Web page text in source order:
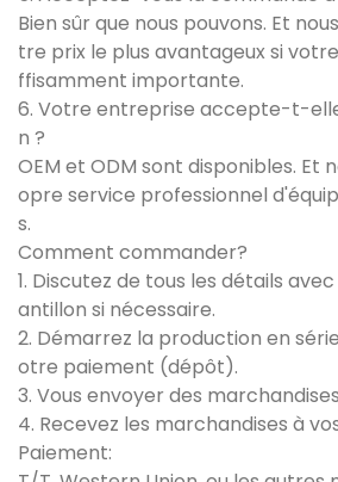
Bien sûr que nous pouvons. Et
tre prix le plus avantageux si
ffisamment importante.
6. Votre entreprise accepte-t-
n ?
OEM et ODM sont disponibles. Et
opre service professionnel
s.
Comment commander?
1. Discutez de tous les détails
antillon si nécessaire.
2. Démarrez la production en
otre paiement (dépôt).
3. Vous envoyer des
4. Recevez les marchandises à
Paiement: